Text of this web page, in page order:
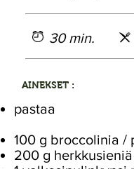
30 min.
AINEKSET :
pastaa
100 g broccolinia /
200 g herkkusieniä